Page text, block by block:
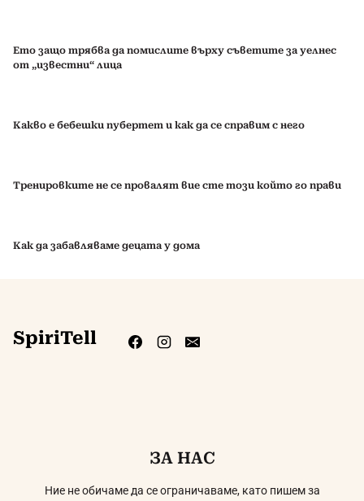
Ето защо трябва да помислите върху съветите за уелнес
от „известни“ лица
Какво е бебешки пубертет и как да се справим с него
Тренировките не се провалят вие сте този който го прави
Как да забавляваме децата у дома
SpiriTell
ЗА НАС
Ние не обичаме да се ограничаваме, като пишем за